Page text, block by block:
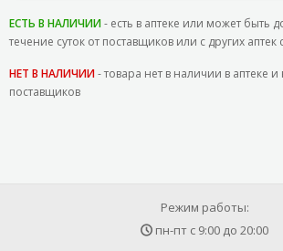
ЕСТЬ В НАЛИЧИИ- есть в аптеке или может быть
течение суток от поставщиков или с других аптек
НЕТ В НАЛИЧИИ- товара нет в наличии в аптеке и
поставщиков
Режим работы:
пн-пт с 9:00 до 20:00